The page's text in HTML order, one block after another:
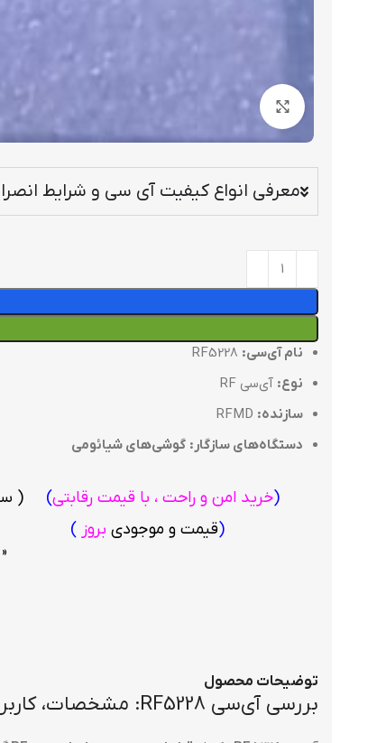
برای بزرگنمایی کلیک کنید
معرفی انواع کیفیت آی سی و شرایط
نام آی‌سی:
نوع: آی‌سی RF
سازنده:
دستگاه‌های سازگار: گوشی‌های شیائومی
(خرید امن و راحت ، با قیمت رقابتی)
(
(قیمت و موجودی بروز )
توضیحات محصول
بررسی آی‌سی RF5228: مشخصات، کاربردها و مشکلات رایج (مشهد آی سی)